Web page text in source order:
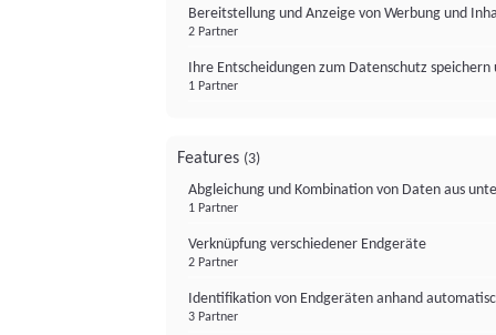
Bereitstellung und Anzeige von Werbung und
2 Partner
Ihre Entscheidungen zum Datenschutz
1 Partner
Features (3)
Abgleichung und Kombination von Daten aus
1 Partner
Verknüpfung verschiedener Endgeräte
2 Partner
Identifikation von Endgeräten anhand
3 Partner